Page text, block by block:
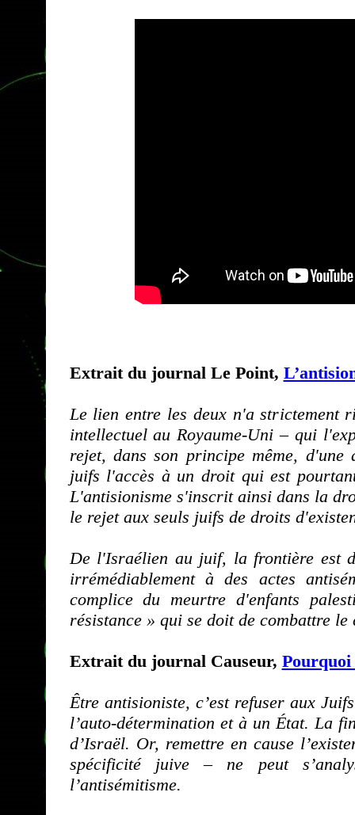
Extrait du journal Le Point,
Le lien entre les deux n'a strictement
intellectuel au Royaume-Uni – qui
rejet, dans son principe même,
juifs l'accès à un droit qui est
L'antisionisme s'inscrit ainsi dans la
le rejet aux seuls juifs de droits
De l'Israélien au juif, la frontière est
irrémédiablement à des actes
complice du meurtre d'enfants
résistance » qui se doit de combattre
Extrait du journal Causeur, Pourquoi
Être antisioniste, c’est refuser aux
l’auto-détermination et à un État. La
d’Israël. Or, remettre en cause
spécificité juive – ne peut
l’antisémitisme.